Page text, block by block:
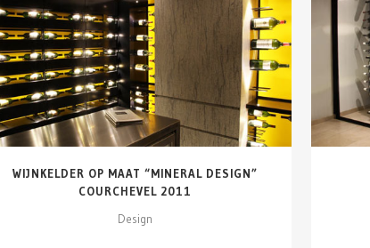
DETAILS ZIEN
WIJNKELDER OP MAAT “MINERAL DESIGN”
COURCHEVEL 2011
Design